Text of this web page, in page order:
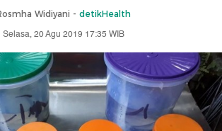
Widiyani - detikHealth
Selasa, 20 Agu 2019 17:35 WIB